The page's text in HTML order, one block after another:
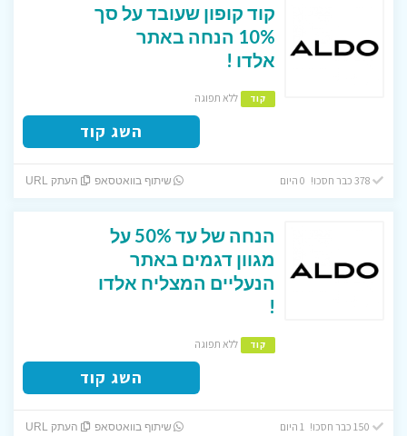
קוד קופון שעובד על סך
10% הנחה באתר
אלדו !
קוד ללא תפוגה
השג קוד
378 כבר חסכו! 0 היום שיתוף בוואטסאפ העתק URL
הנחה של עד 50% על
מגוון דגמים באתר
הנעליים המצליח אלדו
!
קוד ללא תפוגה
השג קוד
שיתוף בוואטסאפ העתק URL